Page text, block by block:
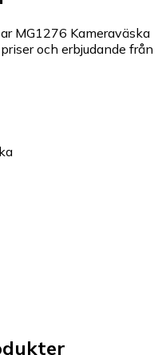
MG1276 Kameraväska
och erbjudande från